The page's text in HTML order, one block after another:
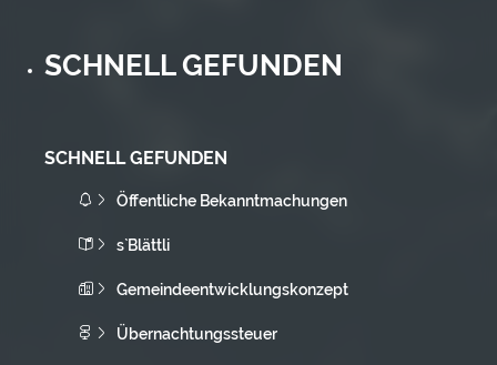
SCHNELL GEFUNDEN
SCHNELL GEFUNDEN
Öffentliche Bekanntmachungen
s`Blättli
Gemeindeentwicklungskonzept
Übernachtungssteuer